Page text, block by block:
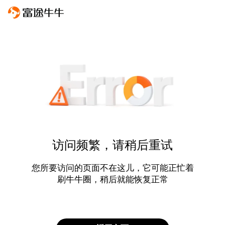
访问频繁，请稍后重试
您所要访问的页面不在这儿，它可能正忙着
刷牛牛圈，稍后就能恢复正常